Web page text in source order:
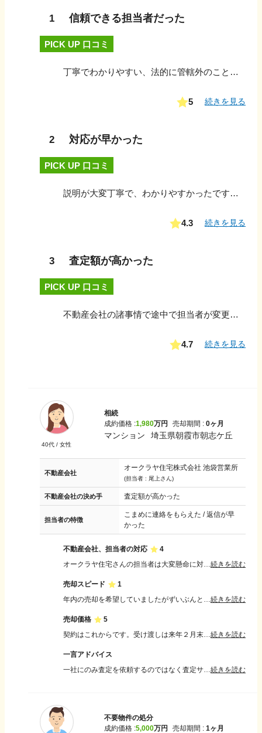
1 信頼できる担当者だった
PICK UP 口コミ
丁寧でわかりやすい、法的に管轄外のこと、税金など、は丁寧に理由を話してわかりかねるという返事で信用おけると思った。メールも電話も早く返事もらえた。
5 続きを見る
2 対応が早かった
PICK UP 口コミ
説明が大変丁寧で、わかりやすかったです。ショートメールでのやり取りも迅速で、丁寧でした。
4.3 続きを見る
3 査定額が高かった
PICK UP 口コミ
不動産会社の諸事情で途中で担当者が変更になってしまったことには一瞬不安な気持ちになりましたが後任の担当者についても前任者同様信頼における担当者だったため問題もなくスムーズに運べました。
4.7 続きを見る
40代 /女性
相続
成約価格 :1,980万円 売却期間 : 0ヶ月
マンション 埼玉県朝霞市朝志ケ丘
不動産会社
オークラヤ住宅株式会社 池袋営業所
(担当者 : 尾上さん)
不動産会社の決め手 査定額が高かった
担当者の特徴
こまめに連絡をもらえた / 返信が早
かった
不動産会社、担当者の対応
4
オークラヤ住宅さんの担当者は大変懸命に対応してくれました。ありがたかったです。けれど最終決済が希望よりだいぶ遅くなったとは思っています。年内希望がそこから２か月もずれ込むのは想定外でした。続きを読む
売却スピード
1
年内の売却を希望していましたがずいぶんと遅くなりました。本来はもっと早くスピード売却をしたかったです。なぜ遅い受け渡しになったかはわかりません。続きを読む
売却価格
5
契約はこれからです。受け渡しは来年２月末の予定です。 価格の説明は十分になされました。 金額は納得です。 直接買い取りのため販売価格は知りません。続きを読む
一言アドバイス
一社にのみ査定を依頼するのではなく査定サイトで何社にもかかわってもらえるようにするのが良いと思いました。また売却までのプロセスをきちんと説明できまたエビデンスも残せる取引ができる会社がよいと思います。続きを読む
不要物件の処分
成約価格 :5,000万円 売却期間 : 1ヶ月